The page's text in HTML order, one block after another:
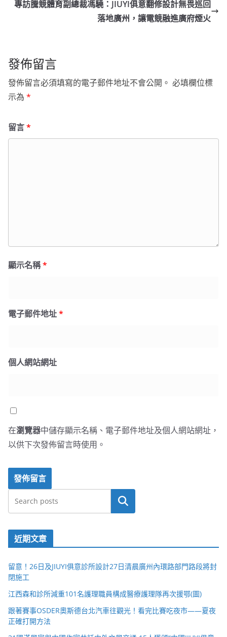
專訪騰競體育副總裁馮驍：JIUYI俱意翻修設計無畏巡回
落地廣州，讓電競融進廣府煙火
發佈留言
發佈留言必須填寫的電子郵件地址不會公開。 必填欄位標
示為 *
留言*
顯示名稱*
電子郵件地址*
個人網站網址
在瀏覽器中儲存顯示名稱、電子郵件地址及個人網站網址，
以供下次發佈留言時使用。
搜尋
近期文章
留意！26日及JIUYI俱意診所設計27日清晨廣州內環路部門路段將封
閉施工
江西森和診所減重101名護理職員構成醫療護理隊再次援鄂(圖)
跟著賽事OSDER奧斯德台北汽車往觀光！看完比賽吃夜市——夏夜
正確打開方法